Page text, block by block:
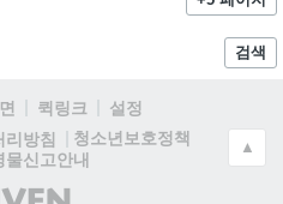
검색
퀵링크
설정
리방침
청소년보호정책
물신고안내
(주)
▲